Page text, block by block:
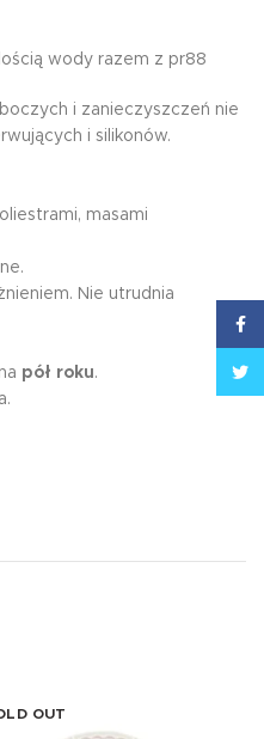
wody razem z pr88
i zanieczyszczeń nie
i silikonów.
masami
Nie utrudnia
pół roku.
OUT